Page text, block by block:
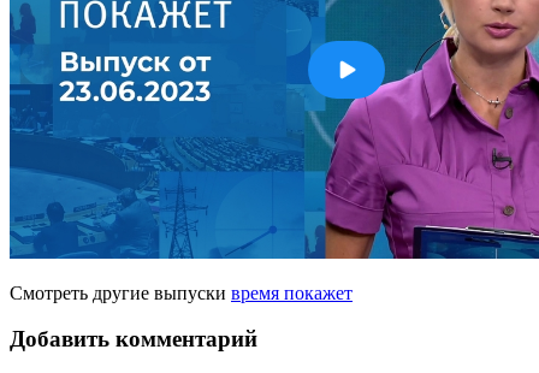
Смотреть другие выпуски время покажет
Добавить комментарий